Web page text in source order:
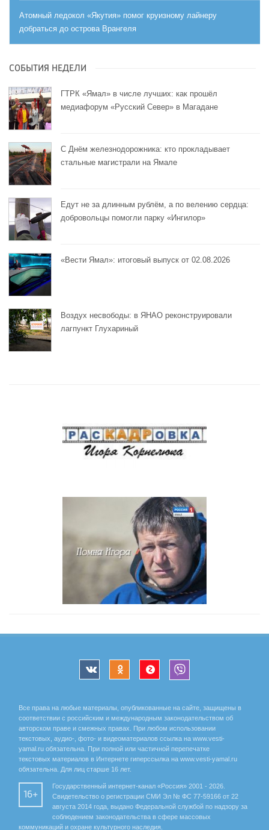
Атомный ледокол «Якутия» помог круизному лайнеру
добраться до острова Врангеля
СОБЫТИЯ НЕДЕЛИ
ГТРК «Ямал» в числе лучших: как прошёл
медиафорум «Русский Север» в Магадане
С Днём железнодорожника: кто прокладывает
стальные магистрали на Ямале
Едут не за длинным рублём, а по велению сердца:
добровольцы помогли парку «Ингилор»
«Вести Ямал»: итоговый выпуск от 02.08.2026
Воздух несвободы: в ЯНАО реконструировали
лагпункт Глухариный
Все права на любые материалы, опубликованные на сайте, защищены в
соответствии с российским и международным законодательством об
авторском праве и смежных правах. При любом использовании
текстовых, аудио-, фото- и видеоматериалов ссылка на www.vesti-
yamal.ru обязательна. При полной или частичной перепечатке
текстовых материалов в Интернете гиперссылка на www.vesti-yamal.ru
обязательна. Для лиц старше 16 лет.
16+
Государственный интернет-канал «Россия» 2001 - 2026.
Свидетельство о регистрации СМИ Эл № ФС 77-59166 от 22
августа 2014 года, выдано Федеральной службой по надзору за
соблюдением законодательства в сфере массовых
коммуникаций и охране культурного наследия.